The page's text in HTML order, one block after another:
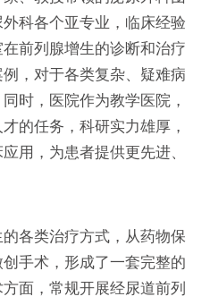
科各个亚专业，临床经验
前列腺增生的诊断和治疗
，对于各类复杂、疑难病
时，医院作为教学医院，
的任务，科研实力雄厚，
用，为患者提供更先进、
各类治疗方式，从药物保
手术，形成了一套完整的
面，常规开展经尿道前列